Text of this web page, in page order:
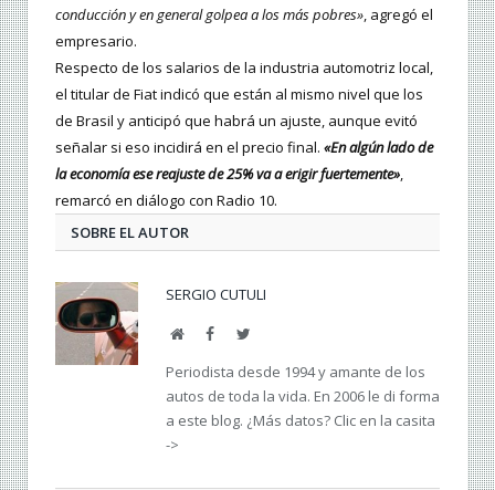
conducción y en general golpea a los más pobres», agregó el
empresario.
Respecto de los salarios de la industria automotriz local,
el titular de Fiat indicó que están al mismo nivel que los
de Brasil y anticipó que habrá un ajuste, aunque evitó
señalar si eso incidirá en el precio final. «En algún lado de
la economía ese reajuste de 25% va a erigir fuertemente»,
remarcó en diálogo con Radio 10.
SOBRE EL AUTOR
SERGIO CUTULI
Web FacebookTwitter
Periodista desde 1994 y amante de los
autos de toda la vida. En 2006 le di forma
a este blog. ¿Más datos? Clic en la casita
->